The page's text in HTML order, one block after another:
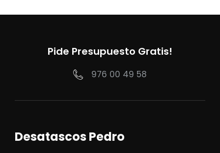
Pide Presupuesto Gratis!
976 00 49 58
Desatascos Pedro